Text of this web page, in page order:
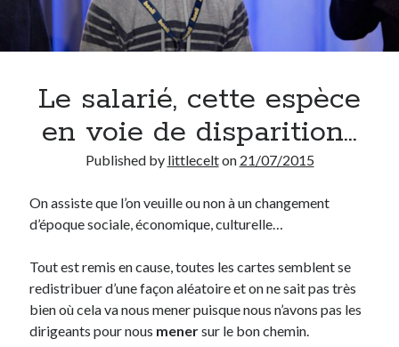
Derniers articles
Municipales 2026 : Lyon, Métropole et Caluire, mon choix pour l’avenir
Quel Lyonnais es-tu, Renaud Ducher ?
A quand une véritable place pour le vélo à Caluire dans la Métropole de
Lyon ?
Comment je vis ma vie sur un vélo
Derniers Commentaires
JFdansC’était pas mieux avant… à Lyon
littlecelt dansComment j’ai opéré ma vélorution toute personnelle
AnthonydansComment j’ai opéré ma vélorution toute personnelle
Renaud DucherdansComment j’ai opéré ma vélorution toute
Le salarié, cette espèce
en voie de disparition…
Published by littlecelton 21/07/2015
On assiste que l’on veuille ou non à un changement
d’époque sociale, économique, culturelle…
Tout est remis en cause, toutes les cartes semblent se
redistribuer d’une façon aléatoire et on ne sait pas très
bien où cela va nous mener puisque nous n’avons pas les
dirigeants pour nous menersur le bon chemin.